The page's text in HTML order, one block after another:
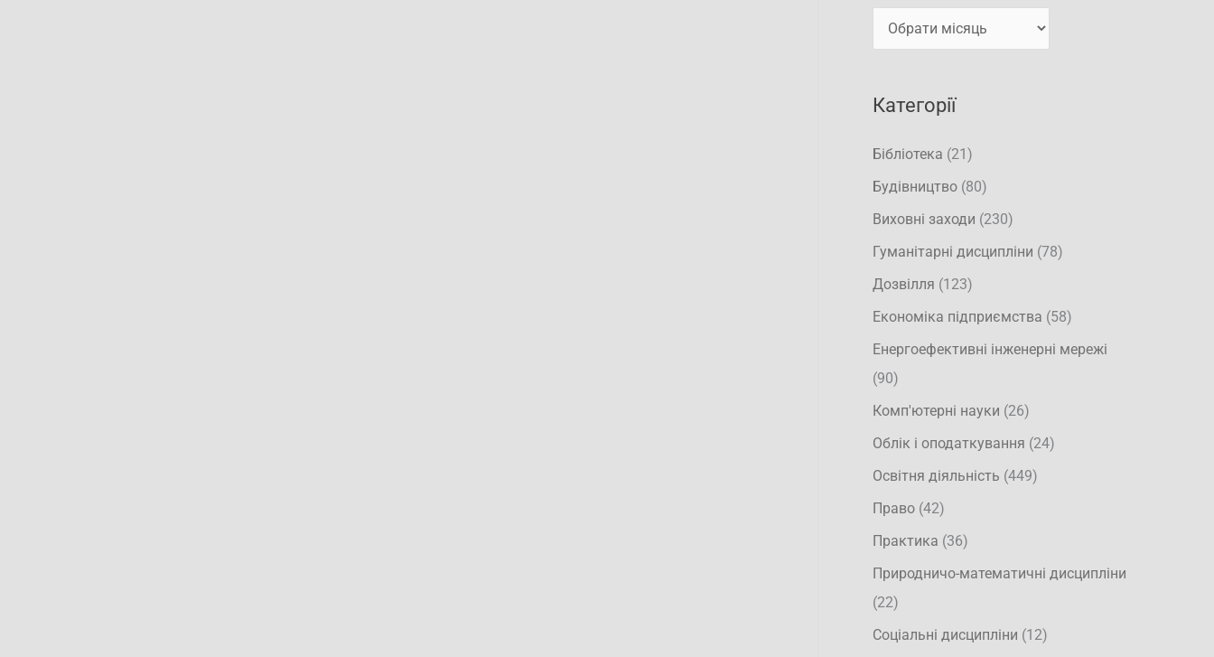
т
Категорії
Бібліотека (21)
Будівництво (80)
Виховні заходи (230)
Гуманітарні дисципліни (78)
Дозвілля (123)
Економіка підприємства (58)
Енергоефективні інженерні мережі
(90)
Комп'ютерні науки (26)
Облік і оподаткування (24)
Освітня діяльність (449)
Право (42)
Практика (36)
Природничо-математичні дисципліни
(22)
Соціальні дисципліни (12)